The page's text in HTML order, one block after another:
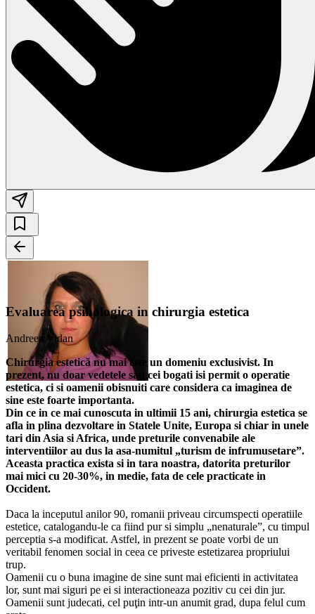
Evaluarea psihologica in chirurgia estetica
Andreea Vidan
Chirurgia estetică nu mai este un domeniu exclusivist. In
prezent, nu doar vedetele sau cei bogati isi permit o operatie
estetica, ci si oamenii obisnuiti care considera ca imaginea de
sine este foarte importanta.
Din ce in ce mai cunoscuta in ultimii 15 ani, chirurgia estetica se
afla in plina dezvoltare in Statele Unite, Europa si chiar in unele
tari din Asia si Africa, unde preturile convenabile ale
interventiilor au dus la asa-numitul „turism de infrumusetare”.
Aceasta practica exista si in tara noastra, datorita preturilor
mai mici cu 20-30%, in medie, fata de cele practicate in
Occident.
Daca la inceputul anilor 90, romanii priveau circumspecti operatiile
estetice, catalogandu-le ca fiind pur si simplu „nenaturale”, cu timpul
perceptia s-a modificat. Astfel, in prezent se poate vorbi de un
veritabil fenomen social in ceea ce priveste estetizarea propriului
trup.
Oamenii cu o buna imagine de sine sunt mai eficienti in activitatea
lor, sunt mai siguri pe ei si interactioneaza pozitiv cu cei din jur.
Oamenii sunt judecati, cel puţin intr-un anumit grad, dupa felul cum